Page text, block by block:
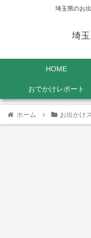
埼玉県のお
埼
HOME
おでかけレポート
ホーム お出かけ